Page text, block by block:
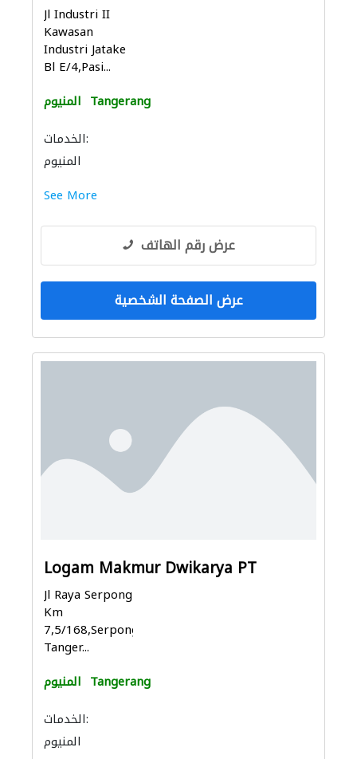
Jl Industri II
Kawasan
Industri Jatake
Bl E/4,Pasi...
المنيوم Tangerang
الخدمات:
المنيوم
See More
عرض رقم الهاتف
عرض الصفحة الشخصية
Logam Makmur Dwikarya PT
Jl Raya Serpong
Km
7,5/168,Serpong,Serpong,
Tanger...
المنيوم Tangerang
الخدمات:
المنيوم